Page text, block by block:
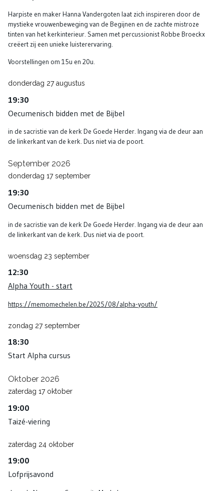
Harpiste en maker Hanna Vandergoten laat zich inspireren door de
mystieke vrouwenbeweging van de Begijnen en de zachte mistroze
tinten van het kerkinterieur. Samen met percussionist Robbe Broeckx
creëert zij een unieke luisterervaring.
Voorstellingen om 15u en 20u.
donderdag 27 augustus
19:30
Oecumenisch bidden met de Bijbel
in de sacristie van de kerk De Goede Herder. Ingang via de deur aan
de linkerkant van de kerk. Dus niet via de poort.
September 2026
donderdag 17 september
19:30
Oecumenisch bidden met de Bijbel
in de sacristie van de kerk De Goede Herder. Ingang via de deur aan
de linkerkant van de kerk. Dus niet via de poort.
woensdag 23 september
12:30
Alpha Youth - start
https://memomechelen.be/2025/08/alpha-youth/
zondag 27 september
18:30
Start Alpha cursus
Oktober 2026
zaterdag 17 oktober
19:00
Taizé-viering
zaterdag 24 oktober
19:00
Lofprijsavond